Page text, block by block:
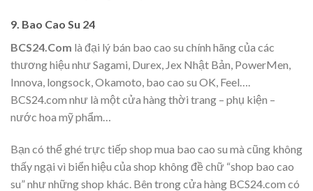
9. Bao Cao Su 24
BCS24.Com là đại lý bán bao cao su chính hãng của các
thương hiệu như Sagami, Durex, Jex Nhật Bản, PowerMen,
Innova, longsock, Okamoto, bao cao su OK, Feel….
BCS24.com như là một cửa hàng thời trang – phụ kiện –
nước hoa mỹ phẩm…
Bạn có thể ghé trực tiếp shop mua bao cao su mà cũng không
thấy ngại vì biển hiệu của shop không đề chữ “shop bao cao
su” như những shop khác. Bên trong cửa hàng BCS24.com có